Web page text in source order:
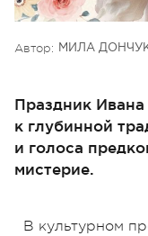
Автор: МИЛА
Праздник
к глубинной
и голоса
мистерие.
В культурном